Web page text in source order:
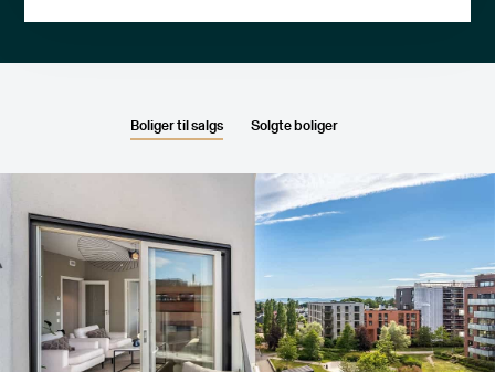
Boliger til salgs Solgte boliger